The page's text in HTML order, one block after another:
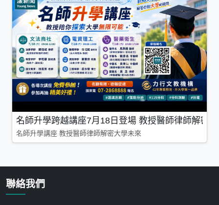
名師升學跨越講座7月18日登場 教授醫師律師解密
名師升學講座 教授醫師律師解密大學未來
聯絡我們